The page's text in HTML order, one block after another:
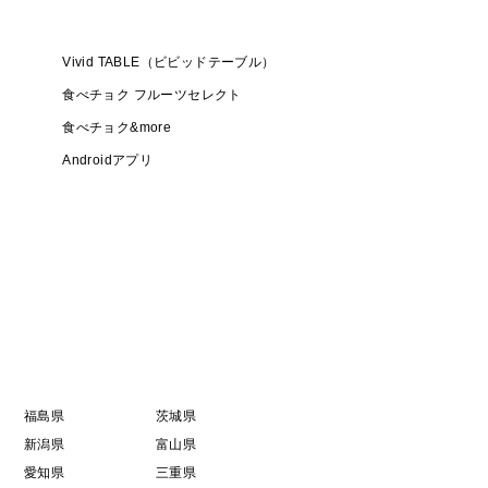
Vivid TABLE（ビビッドテーブル）
食べチョク フルーツセレクト
食べチョク&more
Androidアプリ
福島県
茨城県
新潟県
富山県
愛知県 三重県